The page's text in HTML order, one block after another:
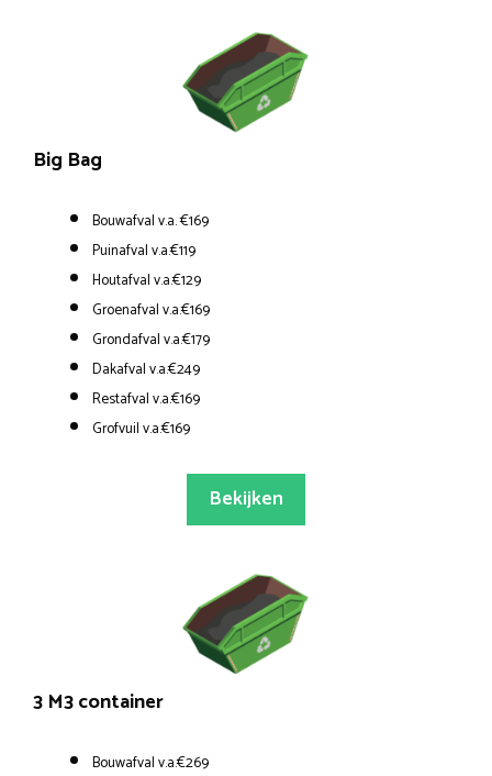
Big Bag
Bouwafval v.a. €169
Puinafval v.a.€119
Houtafval v.a.€129
Groenafval v.a.€169
Grondafval v.a.€179
Dakafval v.a.€249
Restafval v.a.€169
Grofvuil v.a.€169
Bekijken
3 M3 container
Bouwafval v.a.€269